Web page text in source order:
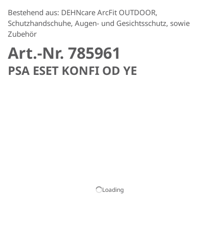
Bestehend aus: DEHNcare ArcFit OUTDOOR,
Schutzhandschuhe, Augen- und Gesichtsschutz, sowie
Zubehör
Art.-Nr. 785961
PSA ESET KONFI OD YE
Loading